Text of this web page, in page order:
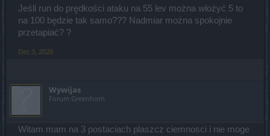
Jeśli run do prędkości ataku na 55 lev można włożyć 5 to
na 100 będzie tak samo??? Nadmiar można spokojnie
przetapiać? ?
Dec 3, 2020
Wywijas
Forum Greenhorn
Witam mam na 3 postaciach plaszcz ciemnosci i nie moge